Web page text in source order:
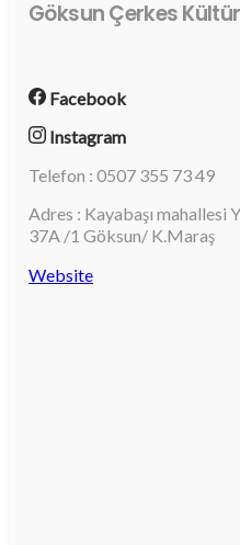
Göksun Çerkes
Facebook
Instagram
Telefon : 0507 355 73 49
Adres : Kayabaşı mahallesi
37A /1 Göksun/ K.Maraş
Website